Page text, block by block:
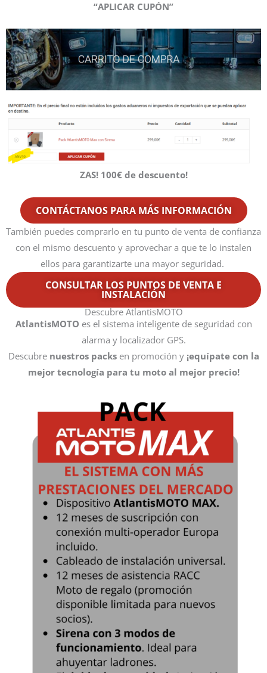
“APLICAR CUPÓN”
ZAS! 100€ de descuento!
CONTÁCTANOS PARA MÁS INFORMACIÓN
También puedes comprarlo en tu punto de venta de confianza
con el mismo descuento y aprovechar a que te lo instalen
ellos para garantizarte una mayor seguridad.
CONSULTAR LOS PUNTOS DE VENTA E
INSTALACIÓN
Descubre AtlantisMOTO
AtlantisMOTO es el sistema inteligente de seguridad con
alarma y localizador GPS.
Descubre nuestros packsen promoción y ¡equípate con la
mejor tecnología para tu moto al mejor precio!